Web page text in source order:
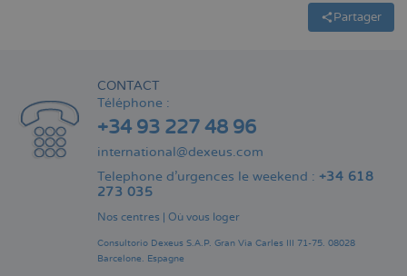
Partager
CONTACT
Téléphone :
+34 93 227 48 96
international@dexeus.com
Telephone d’urgences le weekend : +34 618
273 035
Nos centres Où vous loger
Consultorio Dexeus S.A.P. Gran Via Carles III 71-75. 08028
Barcelone. Espagne